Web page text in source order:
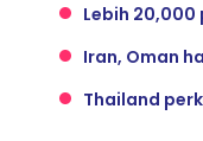
Lebih
Iran, Oman
Thailand